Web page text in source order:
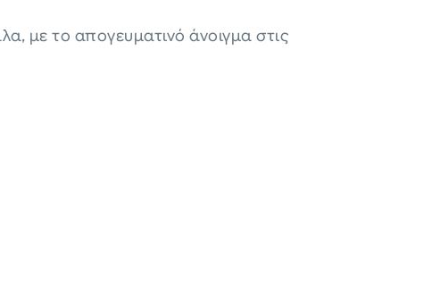
με το απογευματινό άνοιγμα στις